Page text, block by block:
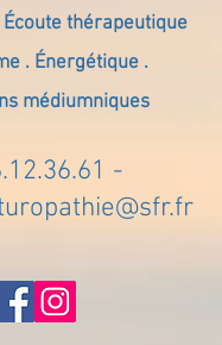
thérapeutique
. Énergétique .
médiumniques
-